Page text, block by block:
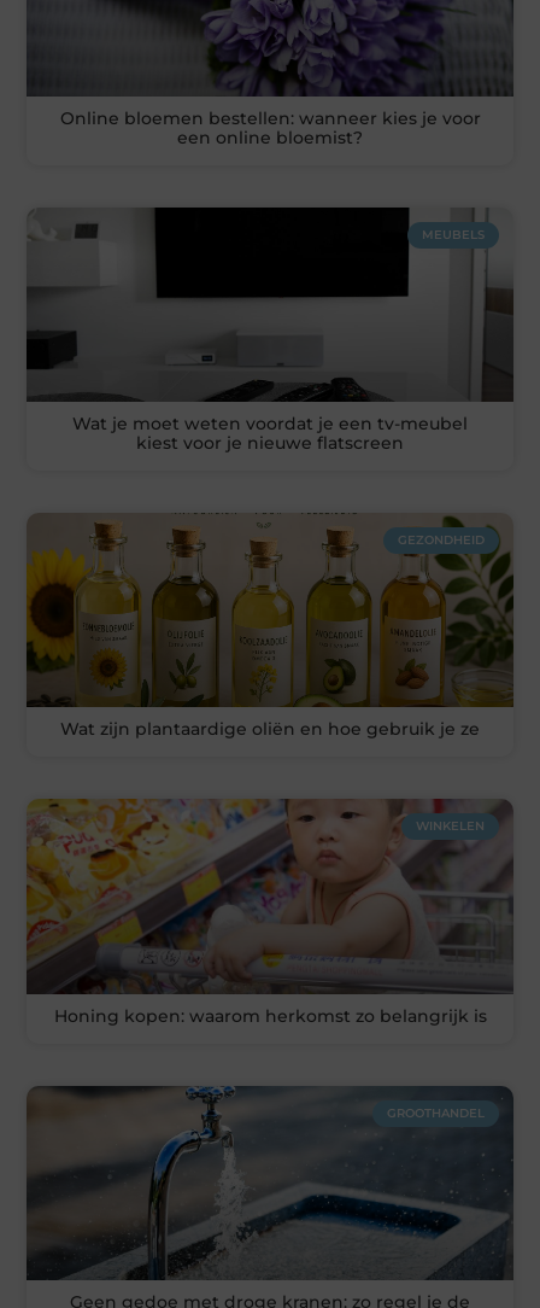
Online bloemen bestellen: wanneer kies je voor
een online bloemist?
MEUBELS
Wat je moet weten voordat je een tv-meubel
kiest voor je nieuwe flatscreen
GEZONDHEID
Wat zijn plantaardige oliën en hoe gebruik je ze
WINKELEN
Honing kopen: waarom herkomst zo belangrijk is
GROOTHANDEL
Geen gedoe met droge kranen: zo regel je de